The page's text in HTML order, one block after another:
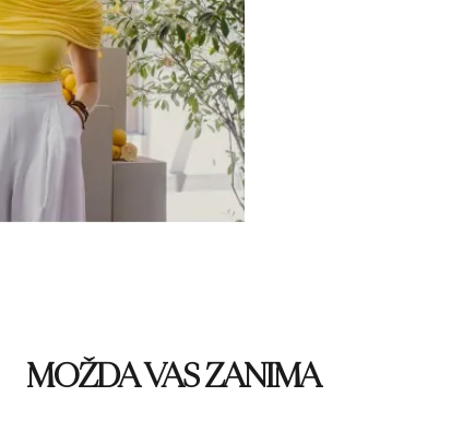
MOŽDA VAS ZANIMA